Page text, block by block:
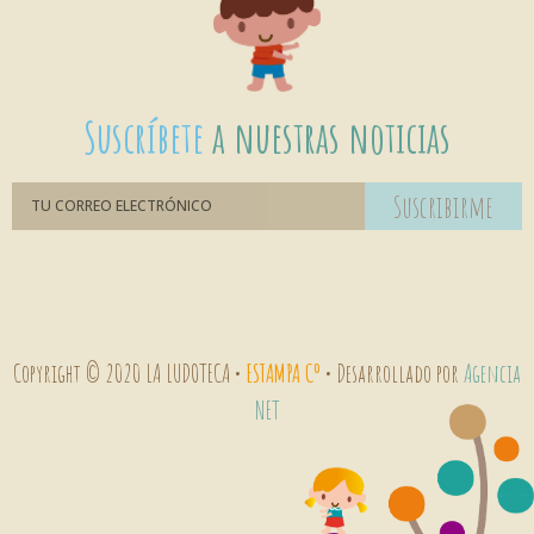
Suscríbetea nuestras noticias
Suscribirme
Copyright © 2020 LA LUDOTECA • ESTAMPA Cº • Desarrollado porAgencia
NET